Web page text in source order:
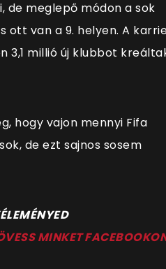
de meglepő módon a sok
ott van a 9. helyen. A
3,1 millió új klubbot
hogy vajon mennyi Fifa
de ezt sajnos sosem
MINKET